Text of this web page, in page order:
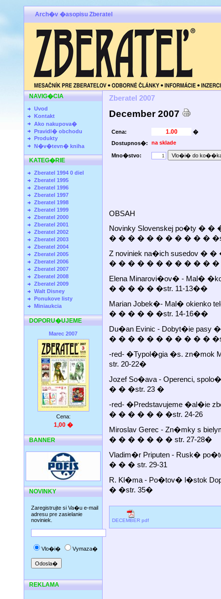
Arch�v �asopisu Zberatel
NAVIG�CIA
Uvod
Kontakt
Ako nakupova�
Pravidl� obchodu
Produkty
N�v�tevn� kniha
KATEG�RIE
Zberatel 1994 0 diel
Zberatel 1995
Zberatel 1996
Zberatel 1997
Zberatel 1998
Zberatel 1999
Zberatel 2000
Zberatel 2001
Zberatel 2002
Zberatel 2003
Zberatel 2004
Zberatel 2005
Zberatel 2006
Zberatel 2007
Zberatel 2008
Zberatel 2009
Walt Disney
Ponukove listy
Miniaukcia
DOPORU�UJEME
Marec 2007
Cena:
1,00 �
BANNER
NOVINKY
Zaregistrujte si Va�u e-mail
adresu pre zasielanie
noviniek.
Vlo�i� Vymaza�
REKLAMA
Zberatel 2007
December 2007
Cena:
�
Dostupnos�:
na sklade
Mno�stvo:
OBSAH
Novinky Slovenskej
� � � � � � � � � � �
Z noviniek na�ich
� � � � � � � � � � � � �
Elena Minarovi�ov� - Mal�
� � � � � �str. 11-13��
Marian Jobek�- Mal�
� � � � � �str. 14-16��
Du�an Evinic - Dobyt�ie
� � � � � � � � � � �
-red- �Typol�gia �s. zn�mok
str. 20-22�
Jozef So�ava - Operenci,
� � �str. 23 �
-red- �Predstavujeme
� � � � � � �str. 24-26
Miroslav Gerec - Zn�mky s
� � � � � � � str. 27-28�
Vladim�r Priputen - Rusk�
� � � str. 29-31
R. Kl�ma - Po�tov� l�stok
� �str. 35�
DECEMBER pdf